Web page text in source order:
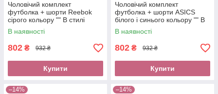
Чоловічий комплект
футболка + шорти Reebok
сірого кольору "" В стилі
Reebok ""
В наявності
802 ₴ 932 ₴
Купити
Чоловічий комплект
футболка + шорти ASICS
білого і синього кольору "" В
стилі ASICS ""
В наявності
802 ₴ 932 ₴
Купити
–14% –14%